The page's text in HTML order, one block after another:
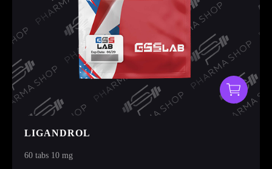
LIGANDROL
60 tabs 10 mg
Ник в Telegram
Телефон*